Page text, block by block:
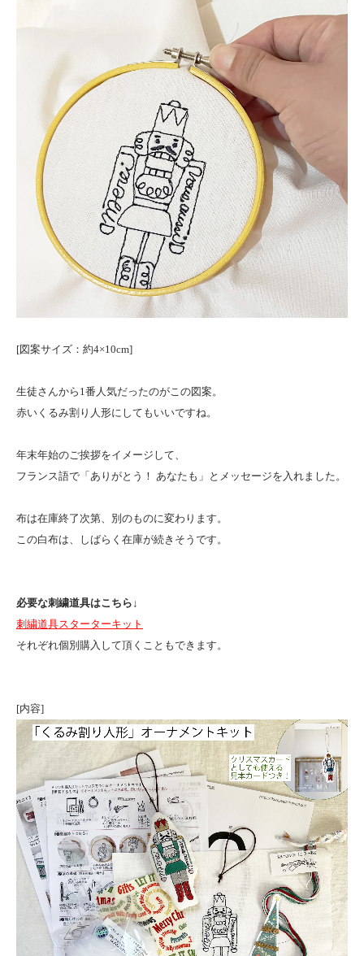
[図案サイズ：約4×10cm]
生徒さんから1番人気だったのがこの図案。
赤いくるみ割り人形にしてもいいですね。
年末年始のご挨拶をイメージして、
フランス語で「ありがとう！ あなたも」とメッセージを入れました。
布は在庫終了次第、別のものに変わります。
この白布は、しばらく在庫が続きそうです。
必要な刺繍道具はこちら ↓
刺繍道具スターターキット
それぞれ個別購入して頂くこともできます。
[内容]